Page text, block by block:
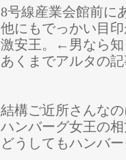
8号線産業会館前に
他にもでっかい目
激安王。←男なら
あくまでアルタの
結構ご近所さんな
ハンバーグ女王の
どうしてもハンバ